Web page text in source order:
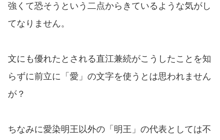
強くて恐そうという二点からきているような気がし
てなりません。
文にも優れたとされる直江兼続がこうしたことを知
らずに前立に「愛」の文字を使うとは思われません
が？
ちなみに愛染明王以外の「明王」の代表としては不